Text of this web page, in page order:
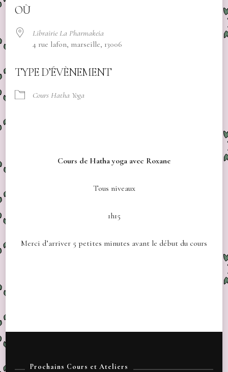
OÙ
Librairie La Pharmakeia
4 rue lafon, marseille, 13006
TYPE D’ÉVÈNEMENT
Cours Hatha Yoga
Cours de Hatha yoga avec Roxane
Tous niveaux
1h15
Merci d’arriver 5 petites minutes avant le début du cours
Prochains Cours et Ateliers